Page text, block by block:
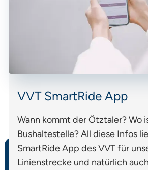
VVT SmartRide App
Wann kommt der Ötztaler? Wo
Bushaltestelle? All diese Infos
SmartRide App des VVT für
Linienstrecke und natürlich